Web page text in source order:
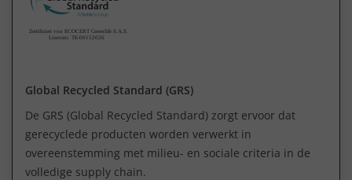
Global Recycled Standard (GRS)
De GRS (Global Recycled Standard) zorgt ervoor dat
gerecyclede producten worden verwerkt in
overeenstemming met milieu- en sociale criteria in de
volledige supply chain.